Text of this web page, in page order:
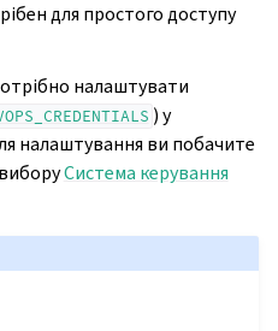
для простого доступу
налаштувати
) у
налаштування ви побачите
Система керування